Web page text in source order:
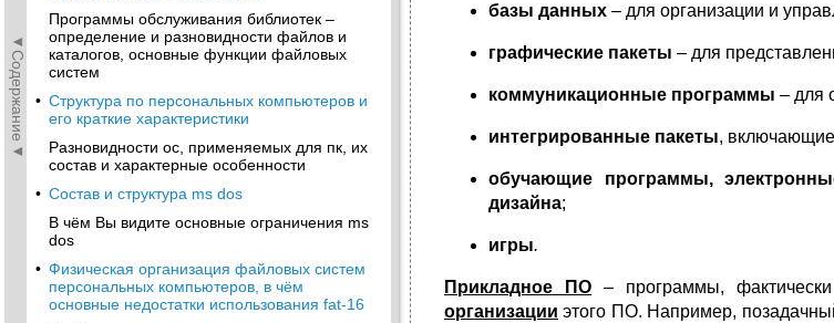
◄Содержание◄
Программы обслуживания библиотек –
определение и разновидности файлов и
каталогов, основные функции файловых
систем
• Структура по персональных компьютеров и
его краткие характеристики
Разновидности ос, применяемых для пк, их
состав и характерные особенности
• Состав и структура ms dos
В чём Вы видите основные ограничения ms
dos
• Физическая организация файловых систем
персональных компьютеров, в чём
основные недостатки использования fat-16
базы данных – для организации и
графические пакеты – для
коммуникационные программы – для
интегрированные пакеты, включающие
обучающие программы,
дизайна;
игры.
Прикладное ПО – программы,
организации этого ПО. Например,